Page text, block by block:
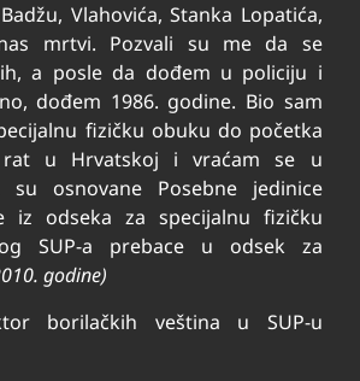
Vlahovića, Stanka Lopatića,
mrtvi. Pozvali su me da se
a posle da dođem u policiju i
dođem 1986. godine. Bio sam
fizičku obuku do početka
rat u Hrvatskoj i vraćam se u
su osnovane Posebne jedinice
iz odseka za specijalnu fizičku
SUP-a prebace u odsek za
godine)
borilačkih veština u SUP-u